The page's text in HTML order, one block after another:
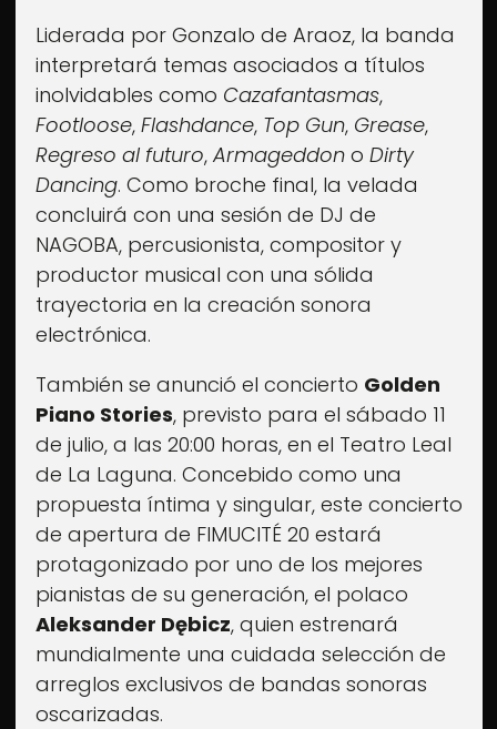
Liderada por Gonzalo de Araoz, la banda
interpretará temas asociados a títulos
inolvidables como Cazafantasmas,
Footloose, Flashdance, Top Gun, Grease,
Regreso al futuro, Armageddono Dirty
Dancing. Como broche final, la velada
concluirá con una sesión de DJ de
NAGOBA, percusionista, compositor y
productor musical con una sólida
trayectoria en la creación sonora
electrónica.
También se anunció el concierto Golden
Piano Stories, previsto para el sábado 11
de julio, a las 20:00 horas, en el Teatro Leal
de La Laguna. Concebido como una
propuesta íntima y singular, este concierto
de apertura de FIMUCITÉ 20 estará
protagonizado por uno de los mejores
pianistas de su generación, el polaco
Aleksander Dębicz, quien estrenará
mundialmente una cuidada selección de
arreglos exclusivos de bandas sonoras
oscarizadas.